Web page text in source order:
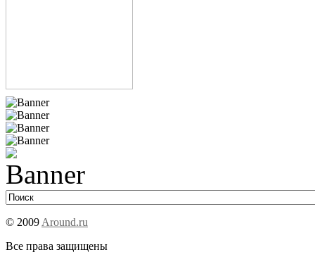
© 2009 Around.ru
Все права защищены